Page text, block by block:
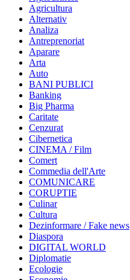
Agricultura
Alternativ
Analiza
Antreprenoriat
Aparare
Arta
Auto
BANI PUBLICI
Banking
Big Pharma
Caritate
Cenzurat
Cibernetica
CINEMA / Film
Comert
Commedia dell'Arte
COMUNICARE
CORUPTIE
Culinar
Cultura
Dezinformare / Fake news
Diaspora
DIGITAL WORLD
Diplomatie
Ecologie